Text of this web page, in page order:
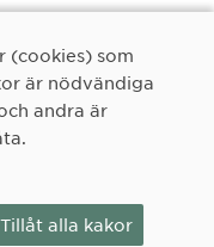
(cookies) som
är nödvändiga
andra är
Tillåt alla kakor